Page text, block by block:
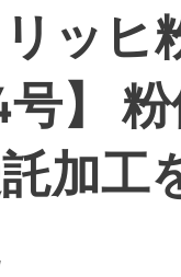
リッヒ
】
加工